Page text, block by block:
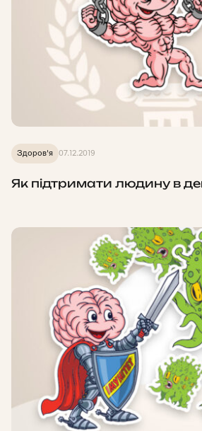
Здоров'я 07.12.2019
Як підтримати людину в